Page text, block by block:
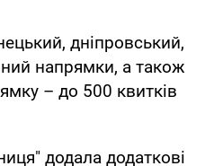
дніпровський,
напрямки, а також
– до 500 квитків
додала додаткові